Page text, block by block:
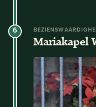
6
Mariakapel